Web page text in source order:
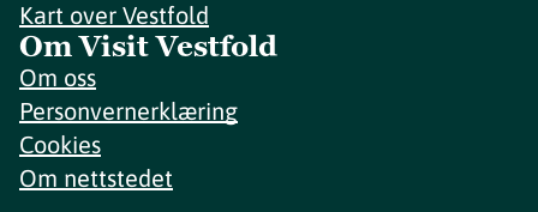
Kart over Vestfold
Om Visit Vestfold
Om oss
Personvernerklæring
Cookies
Om nettstedet